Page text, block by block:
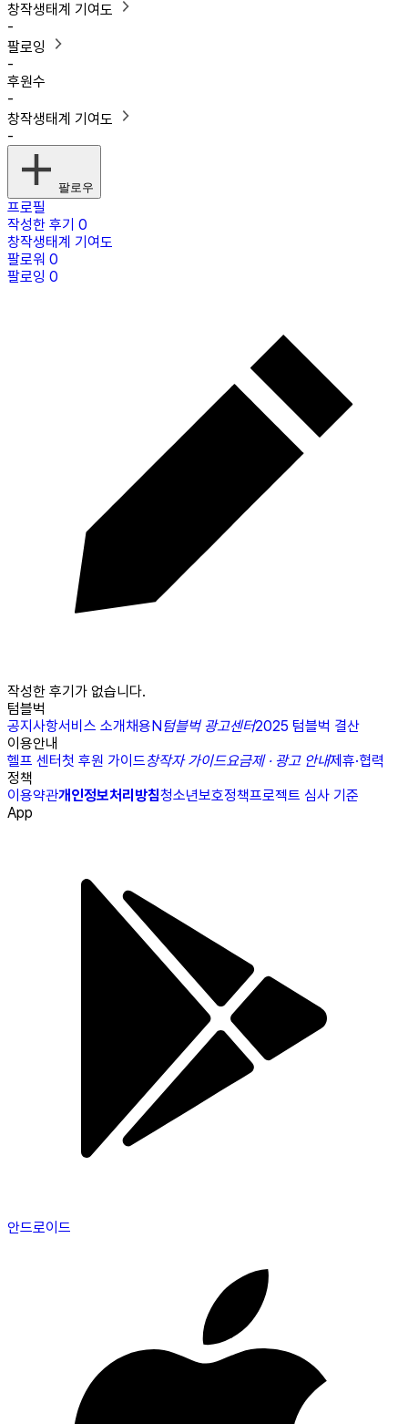
창작생태계 기여도
-
팔로잉
-
후원수
-
창작생태계 기여도
-
팔로우
프로필
작성한 후기 0
창작생태계 기여도
팔로워 0
팔로잉 0
작성한 후기가 없습니다.
텀블벅
공지사항서비스 소개채용N텀블벅 광고센터2025 텀블벅 결산
이용안내
헬프 센터첫 후원 가이드창작자 가이드요금제 · 광고 안내제휴·협력
정책
이용약관개인정보처리방침청소년보호정책프로젝트 심사 기준
App
안드로이드